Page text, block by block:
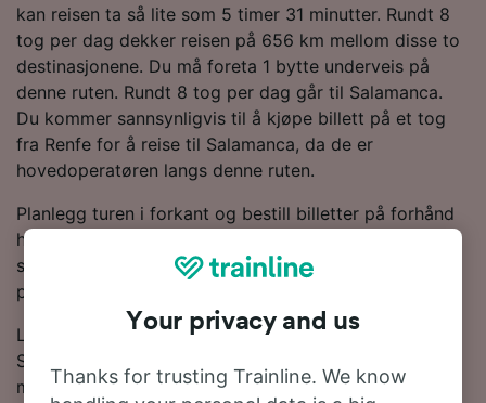
kan reisen ta så lite som 5 timer 31 minutter. Rundt 8
tog per dag dekker reisen på 656 km mellom disse to
destinasjonene. Du må foreta 1 bytte underveis på
denne ruten. Rundt 8 tog per dag går til Salamanca.
Du kommer sannsynligvis til å kjøpe billett på et tog
fra Renfe for å reise til Salamanca, da de er
hovedoperatøren langs denne ruten.
Planlegg turen i forkant og bestill billetter på forhånd
hvis du vil sikre deg de laveste prisene. Bare start et
søk i reiseplanleggeren vår for å se de nyeste prisene
på tog fra Barcelona til Salamanca.
Les videre for mer informasjon om togreisen til
Salamanca, inkludert vanlige spørsmål, rutetabeller
med de første og siste togene og tips om å bestille
Your privacy and us
Thanks for trusting Trainline. We know